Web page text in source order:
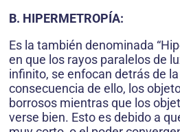
B. HIPERMETROPÍA:
Es la también denominada
en que los rayos paralelos de
infinito, se enfocan detrás de
consecuencia de ello, los
borrosos mientras que los
verse bien. Esto es debido a